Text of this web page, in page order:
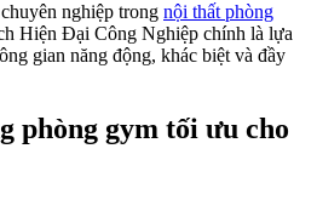
nghiệp trong nội thất phòng
Hiện Đại Công Nghiệp chính là lựa
gian năng động, khác biệt và đầy
phòng gym tối ưu cho